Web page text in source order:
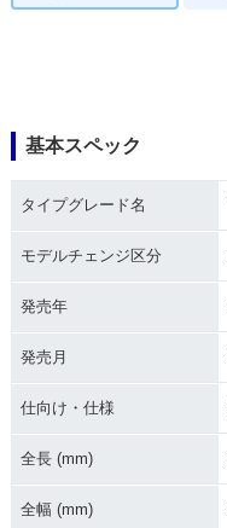
基本スペック
タイプグレード名
モデルチェンジ区分
発売年
発売月
仕向け・仕様
全長 (mm)
全幅 (mm)